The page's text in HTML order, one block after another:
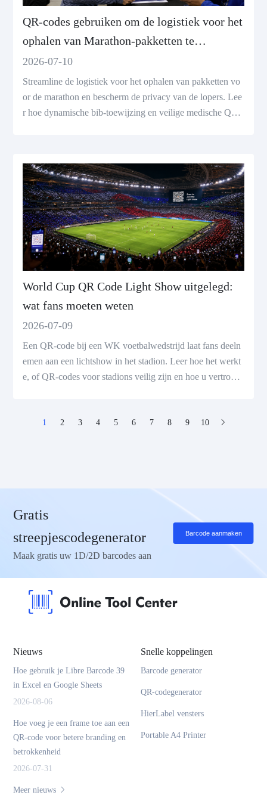
QR-codes gebruiken om de logistiek voor het
ophalen van Marathon-pakketten te
stroomlijnen en de veiligheid van de loper te
ondersteunen
2026-07-10
Streamline de logistiek voor het ophalen van pakketten vo
or de marathon en bescherm de privacy van de lopers. Lee
r hoe dynamische bib-toewijzing en veilige medische QR-
World Cup QR Code Light Show uitgelegd:
wat fans moeten weten
2026-07-09
Een QR-code bij een WK voetbalwedstrijd laat fans deeln
emen aan een lichtshow in het stadion. Leer hoe het werkt
e, of QR-codes voor stadions veilig zijn en hoe u vertrouw
1 2 3 4 5 6 7 8 9 10
Gratis
streepjescodegenerator
Maak gratis uw 1D/2D barcodes aan
Barcode aanmaken
Nieuws
Hoe gebruik je Libre Barcode 39
in Excel en Google Sheets
2026-08-06
Hoe voeg je een frame toe aan een
QR-code voor betere branding en
betrokkenheid
2026-07-31
Meer nieuws
Snelle koppelingen
Barcode generator
QR-codegenerator
HierLabel vensters
Portable A4 Printer